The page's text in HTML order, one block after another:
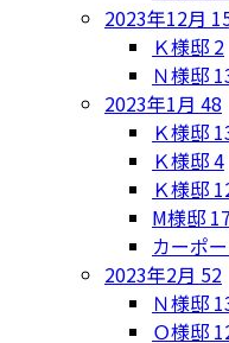
2023年12月
Ｋ様邸 2
Ｎ様邸
2023年1月 48
Ｋ様邸
Ｋ様邸4
Ｋ様邸
M様邸 17
カーポ
2023年2月 52
Ｎ様邸
Ｏ様邸